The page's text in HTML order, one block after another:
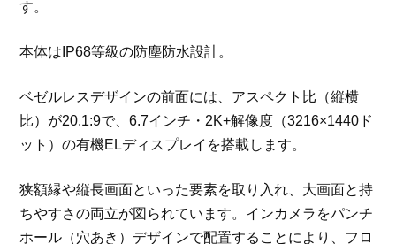
す。
本体はIP68等級の防塵防水設計。
ベゼルレスデザインの前面には、アスペクト比（縦横
比）が20.1:9で、6.7インチ・2K+解像度（3216×1440ド
ット）の有機ELディスプレイを搭載します。
狭額縁や縦長画面といった要素を取り入れ、大画面と持
ちやすさの両立が図られています。インカメラをパンチ
ホール（穴あき）デザインで配置することにより、フロ